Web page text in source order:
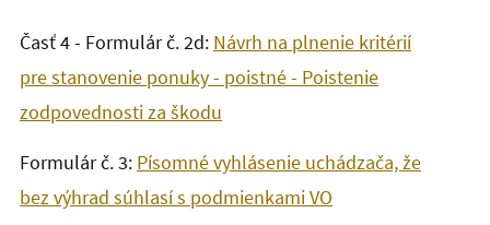
Časť 4 - Formulár č. 2d: Návrh na plnenie kritérií
pre stanovenie ponuky - poistné - Poistenie
zodpovednosti za škodu
Formulár č. 3: Písomné vyhlásenie uchádzača, že
bez výhrad súhlasí s podmienkami VO